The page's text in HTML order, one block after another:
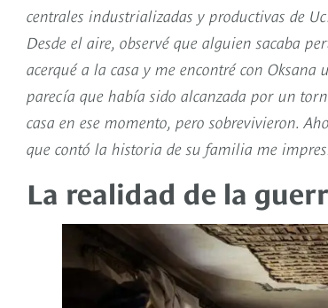
centrales industrializadas y productivas de
Desde el aire, observé que alguien sacaba
acerqué a la casa y me encontré con
parecía que había sido alcanzada por un
casa en ese momento, pero sobrevivieron.
que contó la historia de su familia me
La realidad de la